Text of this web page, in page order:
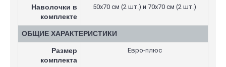
Наволочки в
комплекте
50х70 см (2 шт.) и 70х70 см (2 шт.)
ОБЩИЕ ХАРАКТЕРИСТИКИ
Размер
комплекта
Евро-плюс